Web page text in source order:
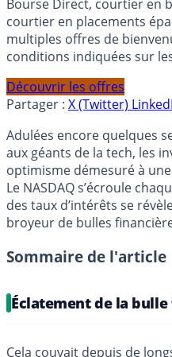
Bourse Direct, courtier en
courtier en placements
multiples offres de
conditions indiquées sur
Découvrir les offres
Partager : X (Twitter)
Adulées encore quelques
aux géants de la tech, les
optimisme démesuré à
Le NASDAQ s’écroule
des taux d’intérêts se
broyeur de bulles
Sommaire de l'article
Éclatement de la
Cela couvait depuis de